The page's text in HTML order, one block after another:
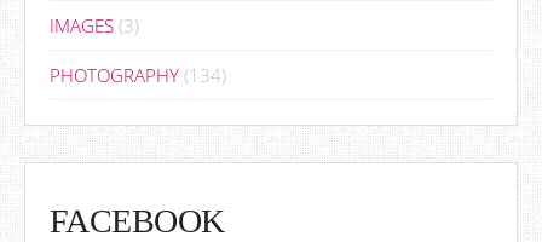
IMAGES (3)
PHOTOGRAPHY (134)
FACEBOOK